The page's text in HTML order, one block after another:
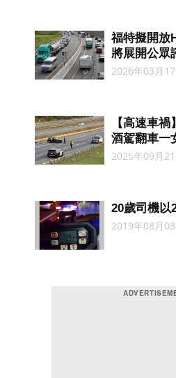
福特擬開放
將展開公眾
2026年03月
【高速車
酒駕翻車一
2025年09月
20歲司機以
2019年08月